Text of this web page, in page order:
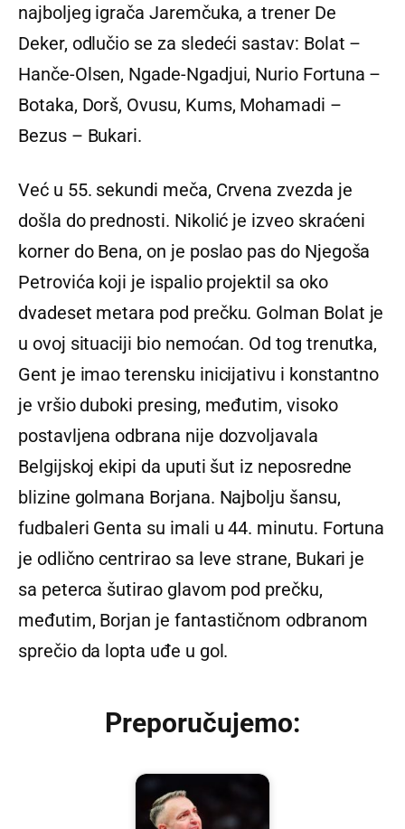
najboljeg igrača Jaremčuka, a trener De
Deker, odlučio se za sledeći sastav: Bolat –
Hanče-Olsen, Ngade-Ngadjui, Nurio Fortuna –
Botaka, Dorš, Ovusu, Kums, Mohamadi –
Bezus – Bukari.
Već u 55. sekundi meča, Crvena zvezda je
došla do prednosti. Nikolić je izveo skraćeni
korner do Bena, on je poslao pas do Njegoša
Petrovića koji je ispalio projektil sa oko
dvadeset metara pod prečku. Golman Bolat je
u ovoj situaciji bio nemoćan. Od tog trenutka,
Gent je imao terensku inicijativu i konstantno
je vršio duboki presing, međutim, visoko
postavljena odbrana nije dozvoljavala
Belgijskoj ekipi da uputi šut iz neposredne
blizine golmana Borjana. Najbolju šansu,
fudbaleri Genta su imali u 44. minutu. Fortuna
je odlično centrirao sa leve strane, Bukari je
sa peterca šutirao glavom pod prečku,
međutim, Borjan je fantastičnom odbranom
sprečio da lopta uđe u gol.
Preporučujemo: